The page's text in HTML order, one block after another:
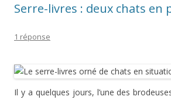
Serre-livres : deux chats en
1 réponse
Il y a quelques jours, l’une des